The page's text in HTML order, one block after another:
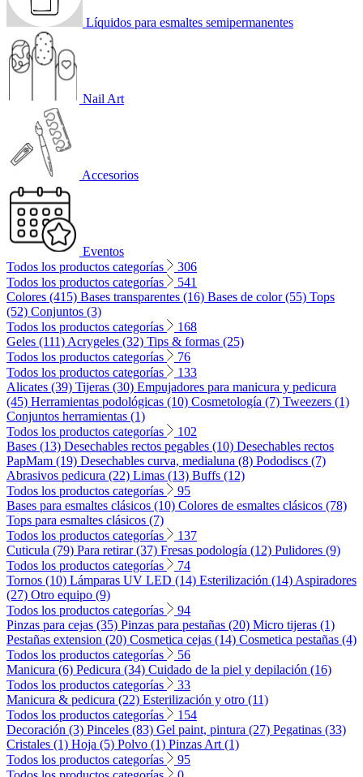
Líquidos para esmaltes semipermanentes
Nail Art
Accesorios
Eventos
Todos los productos categorías
306
Todos los productos categorías
541
Colores (415) Bases transparentes (16) Bases de color (55) Tops
(52) Conjuntos (3)
Todos los productos categorías
168
Geles (111) Acrygeles (32) Tips & formas (25)
Todos los productos categorías
76
Todos los productos categorías
133
Alicates (39) Tijeras (30) Empujadores para manicura y pedicura
(45) Herramientas podológicas (10) Cosmetología (7) Tweezers (1)
Conjuntos herramientas (1)
Todos los productos categorías
102
Bases (13) Desechables rectos pegables (10) Desechables rectos
PapMam (19) Desechables curva, medialuna (8) Pododiscs (7)
Abrasivos pedicura (22) Limas (13) Buffs (12)
Todos los productos categorías
95
Bases para esmaltes clásicos (10) Colores de esmaltes clásicos (78)
Tops para esmaltes clásicos (7)
Todos los productos categorías
137
Cuticula (79) Para retirar (37) Fresas podología (12) Pulidores (9)
Todos los productos categorías
74
Tornos (10) Lámparas UV LED (14) Esterilización (14) Aspiradores
(27) Otro equipo (9)
Todos los productos categorías
94
Pinzas para cejas (35) Pinzas para pestañas (20) Micro tijeras (1)
Pestañas extension (20) Cosmetica cejas (14) Cosmetica pestañas (4)
Todos los productos categorías
56
Manicura (6) Pedicura (34) Cuidado de la piel y depilación (16)
Todos los productos categorías
33
Manicura & pedicura (22) Esterilización y otro (11)
Todos los productos categorías
154
Decoración (3) Pinceles (83) Gel paint, pintura (27) Pegatinas (33)
Cristales (1) Hoja (5) Polvo (1) Pinzas Art (1)
Todos los productos categorías
95